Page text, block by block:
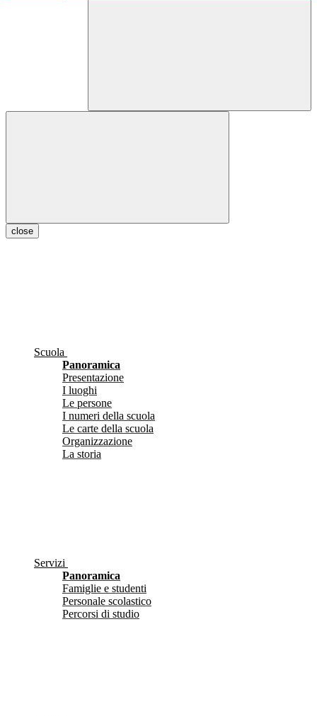
close
Scuola
Panoramica
Presentazione
I luoghi
Le persone
I numeri della scuola
Le carte della scuola
Organizzazione
La storia
Servizi
Panoramica
Famiglie e studenti
Personale scolastico
Percorsi di studio